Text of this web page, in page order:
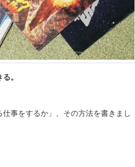
。
事をするか」、その方法を書きまし